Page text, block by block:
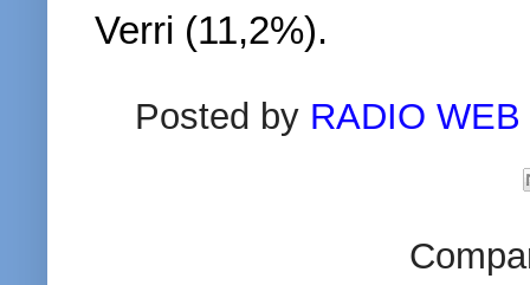
Verri (11,2%).
Posted by RADIO